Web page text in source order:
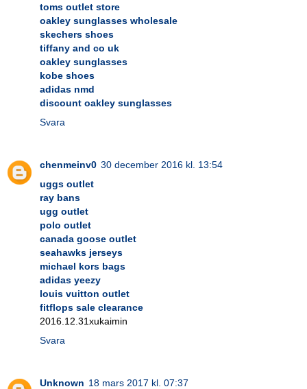
toms outlet store
oakley sunglasses wholesale
skechers shoes
tiffany and co uk
oakley sunglasses
kobe shoes
adidas nmd
discount oakley sunglasses
Svara
chenmeinv0 30 december 2016 kl. 13:54
uggs outlet
ray bans
ugg outlet
polo outlet
canada goose outlet
seahawks jerseys
michael kors bags
adidas yeezy
louis vuitton outlet
fitflops sale clearance
2016.12.31xukaimin
Svara
Unknown 18 mars 2017 kl. 07:37